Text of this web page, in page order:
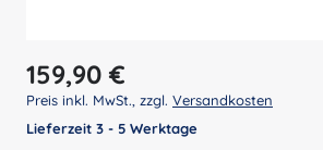
Regulärer Preis:
159,90 €
Preis inkl. MwSt., zzgl. Versandkosten
Lieferzeit 3 - 5 Werktage